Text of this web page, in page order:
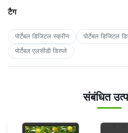
टैग
पोर्टेबल डिजिटल स्क्रीन
पोर्टेबल डिजिटल
पोर्टेबल एलसीडी डिस्प्ले
संबंधित